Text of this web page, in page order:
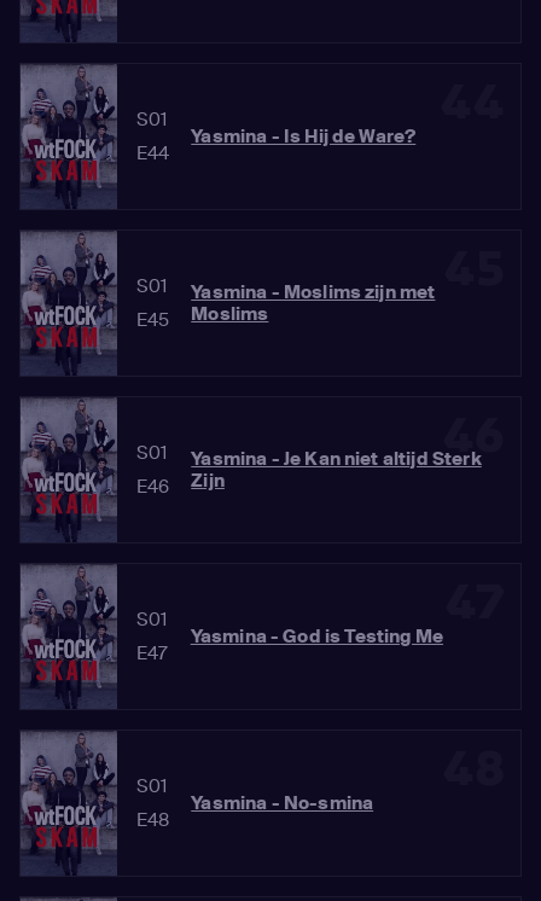
S01
E44
Yasmina - Is Hij de Ware?
S01
E45
Yasmina - Moslims zijn met
Moslims
46
S01
E46
Yasmina - Je Kan niet altijd Sterk
Zijn
S01
E47
Yasmina - God is Testing Me
S01
E48
Yasmina - No-smina